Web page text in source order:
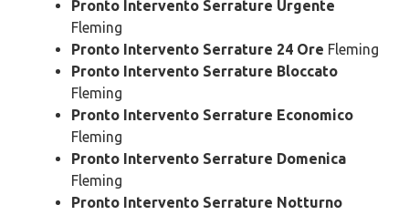
Pronto Intervento Serrature Urgente
Fleming
Pronto Intervento Serrature 24 Ore Fleming
Pronto Intervento Serrature Bloccato
Fleming
Pronto Intervento Serrature Economico
Fleming
Pronto Intervento Serrature Domenica
Fleming
Pronto Intervento Serrature Notturno